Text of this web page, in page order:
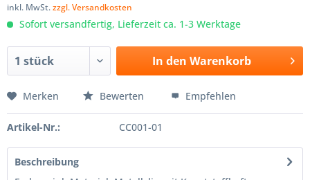
inkl. MwSt.zzgl. Versandkosten
Sofort versandfertig, Lieferzeit ca. 1-3 Werktage
In den Warenkorb
Merken Bewerten Empfehlen
Artikel-Nr.: CC001-01
Beschreibung